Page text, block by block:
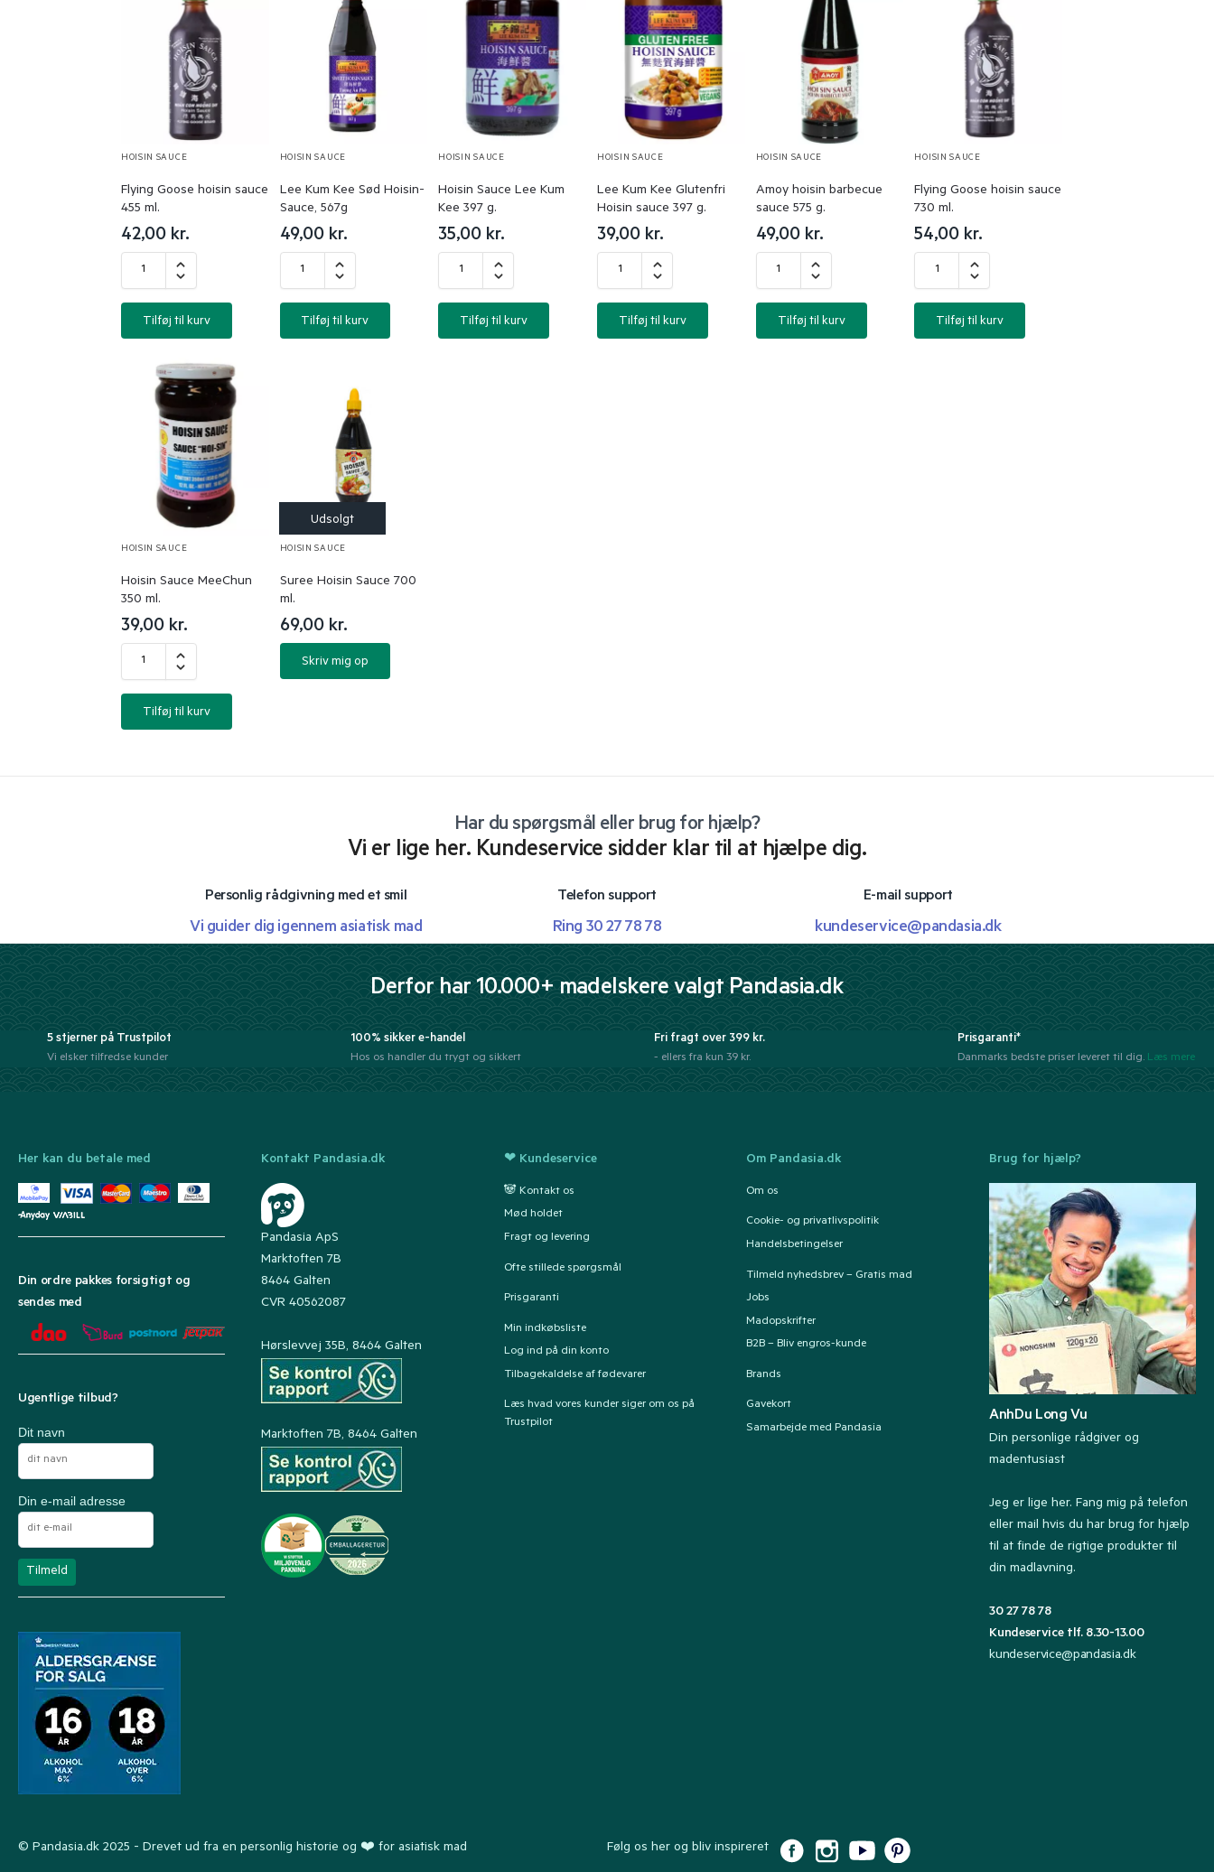
HOISIN SAUCE
Flying Goose hoisin sauce
455 ml.
42,00 kr.
Tilføj til kurv
HOISIN SAUCE
Lee Kum Kee Sød Hoisin-
Sauce, 567g
49,00 kr.
Tilføj til kurv
HOISIN SAUCE
Hoisin Sauce Lee Kum
Kee 397 g.
35,00 kr.
Tilføj til kurv
HOISIN SAUCE
Lee Kum Kee Glutenfri
Hoisin sauce 397 g.
39,00 kr.
Tilføj til kurv
HOISIN SAUCE
Amoy hoisin barbecue
sauce 575 g.
49,00 kr.
Tilføj til kurv
HOISIN SAUCE
Flying Goose hoisin sauce
730 ml.
54,00 kr.
Tilføj til kurv
HOISIN SAUCE
Hoisin Sauce MeeChun
350 ml.
39,00 kr.
Tilføj til kurv
HOISIN SAUCE
Suree Hoisin Sauce 700
ml.
69,00 kr.
Skriv mig op
Har du spørgsmål eller brug for hjælp?
Vi er lige her. Kundeservice sidder klar til at hjælpe dig.
Personlig rådgivning med et smil
Vi guider dig igennem asiatisk mad
Telefon support
Ring 30 27 78 78
E-mail support
kundeservice@pandasia.dk
Derfor har 10.000+ madelskere valgt Pandasia.dk
5 stjerner på Trustpilot
Vi elsker tilfredse kunder
100% sikker e-handel
Hos os handler du trygt og sikkert
Fri fragt over 399 kr.
- ellers fra kun 39 kr.
Prisgaranti*
Danmarks bedste priser leveret til dig. Læs mere
Her kan du betale med
Din ordre pakkes forsigtigt og
sendes med
Ugentlige tilbud?
Dit navn
Din e-mail adresse
Kontakt Pandasia.dk
Pandasia ApS
Marktoften 7B
8464 Galten
CVR 40562087
Hørslevvej 35B, 8464 Galten
Marktoften 7B, 8464 Galten
❤ Kundeservice
🐼 Kontakt os
Mød holdet
Fragt og levering
Ofte stillede spørgsmål
Prisgaranti
Min indkøbsliste
Log ind på din konto
Tilbagekaldelse af fødevarer
Læs hvad vores kunder siger om os på
Trustpilot
Om Pandasia.dk
Om os
Cookie- og privatlivspolitik
Handelsbetingelser
Tilmeld nyhedsbrev – Gratis mad
Jobs
Madopskrifter
B2B – Bliv engros-kunde
Brands
Gavekort
Samarbejde med Pandasia
Brug for hjælp?
AnhDu Long Vu
Din personlige rådgiver og
madentusiast
Jeg er lige her. Fang mig på telefon
eller mail hvis du har brug for hjælp
til at finde de rigtige produkter til
din madlavning.
30 27 78 78
Kundeservice tlf. 8.30-13.00
kundeservice@pandasia.dk
© Pandasia.dk 2025 - Drevet ud fra en personlig historie og ❤️ for asiatisk mad Følg os her og bliv inspireret